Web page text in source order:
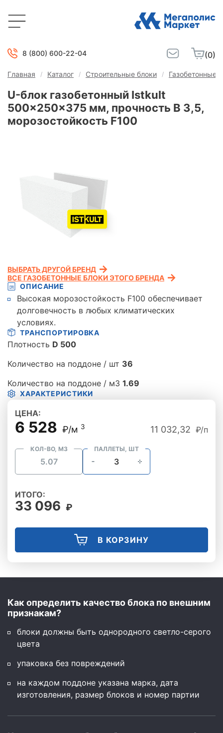
8 (800) 600-22-04 (0)
Главная Каталог Строительные блоки Газобетонные
U-блок газобетонный Istkult
500x250x375 мм, прочность B 3,5,
морозостойкость F100
ОПИСАНИЕ
Высокая морозостойкость F100 обеспечивает
долговечность в любых климатических
условиях.
ТРАНСПОРТИРОВКА
Плотность D 500
Количество на поддоне / шт 36
Количество на поддоне / м3 1.69
ХАРАКТЕРИСТИКИ
ВЫБРАТЬ ДРУГОЙ БРЕНД
ВСЕ ГАЗОБЕТОННЫЕ БЛОКИ ЭТОГО БРЕНДА
ЦЕНА:
6 528 ₽/м 3 11 032,32 ₽/п
КОЛ-ВО, М3 ПАЛЛЕТЫ, ШТ
ИТОГО:
33 096 ₽
В КОРЗИНУ
Как определить качество блока по внешним
признакам?
блоки должны быть однородного светло-серого
цвета
упаковка без повреждений
на каждом поддоне указана марка, дата
изготовления, размер блоков и номер партии